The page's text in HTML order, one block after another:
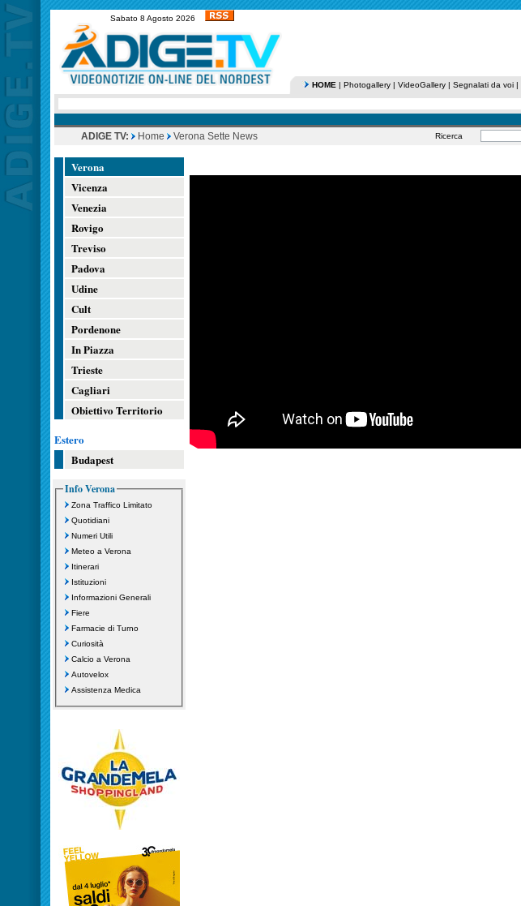
Sabato 8 Agosto 2026
HOME | Photogallery | VideoGallery | Segnalati da voi |
ADIGE TV: Home Verona Sette News Ricerca
Verona
Vicenza
Venezia
Rovigo
Treviso
Padova
Udine
Cult
Pordenone
In Piazza
Trieste
Cagliari
Obiettivo Territorio
Estero
Budapest
Info Verona
Zona Traffico Limitato
Quotidiani
Numeri Utili
Meteo a Verona
Itinerari
Istituzioni
Informazioni Generali
Fiere
Farmacie di Turno
Curiosità
Calcio a Verona
Autovelox
Assistenza Medica